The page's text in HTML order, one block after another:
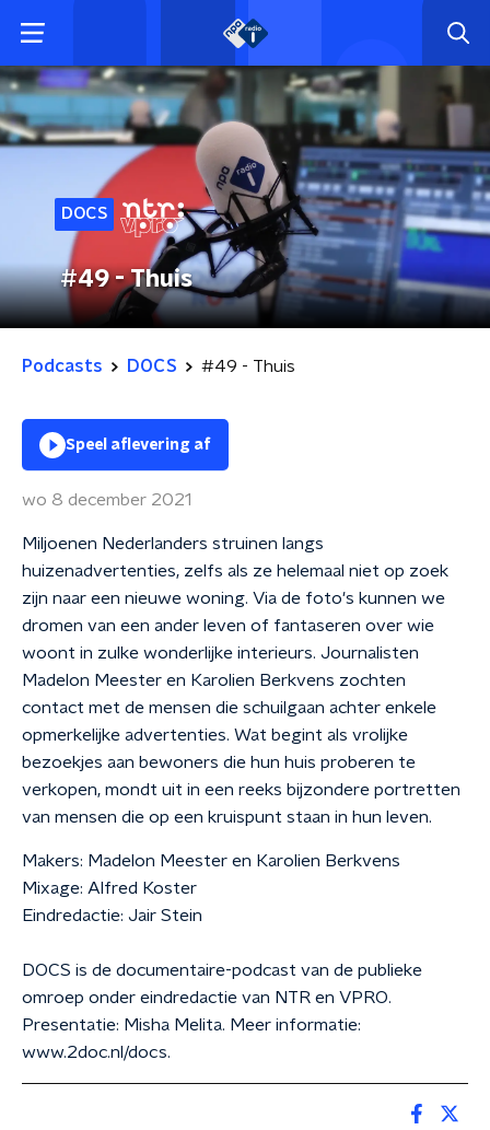
DOCS
#49 - Thuis
Podcasts DOCS #49 - Thuis
Speel aflevering af
wo 8 december 2021
Miljoenen Nederlanders struinen langs
huizenadvertenties, zelfs als ze helemaal niet op zoek
zijn naar een nieuwe woning. Via de foto's kunnen we
dromen van een ander leven of fantaseren over wie
woont in zulke wonderlijke interieurs. Journalisten
Madelon Meester en Karolien Berkvens zochten
contact met de mensen die schuilgaan achter enkele
opmerkelijke advertenties. Wat begint als vrolijke
bezoekjes aan bewoners die hun huis proberen te
verkopen, mondt uit in een reeks bijzondere portretten
van mensen die op een kruispunt staan in hun leven.
Makers: Madelon Meester en Karolien Berkvens
Mixage: Alfred Koster
Eindredactie: Jair Stein
DOCS is de documentaire-podcast van de publieke
omroep onder eindredactie van NTR en VPRO.
Presentatie: Misha Melita. Meer informatie:
www.2doc.nl/docs.